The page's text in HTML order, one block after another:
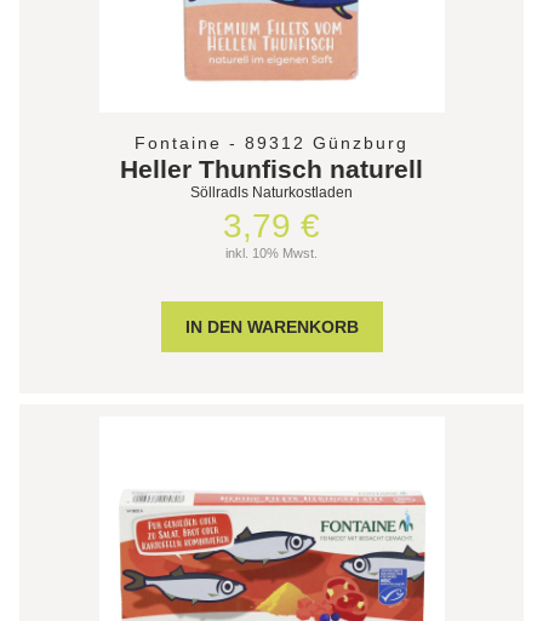
Fontaine - 89312 Günzburg
Heller Thunfisch naturell
Söllradls Naturkostladen
3,79 €
inkl. 10% Mwst.